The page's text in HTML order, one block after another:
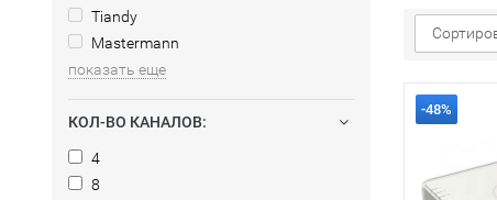
Tiandy
Mastermann
показать еще
КОЛ-ВО КАНАЛОВ:
4
8
-48%